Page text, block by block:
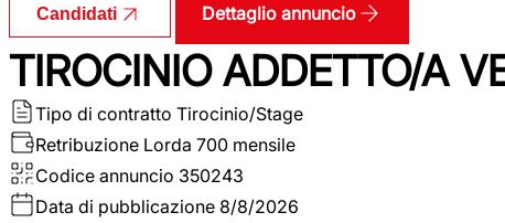
Candidati Dettaglio annuncio
TIROCINIO ADDETTO/A
Tipo di contratto Tirocinio/Stage
Retribuzione Lorda 700 mensile
Codice annuncio 350243
Data di pubblicazione 8/8/2026